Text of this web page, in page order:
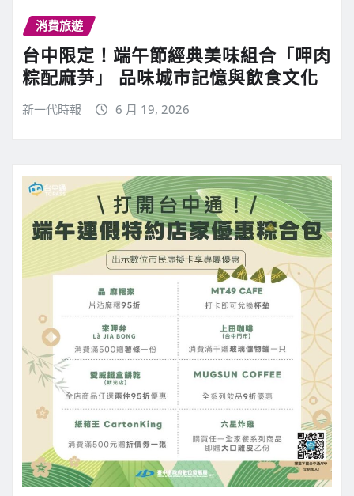
消費旅遊
台中限定！端午節經典美味組合「呷肉
粽配麻芛」 品味城市記憶與飲食文化
新一代時報 6 月 19, 2026